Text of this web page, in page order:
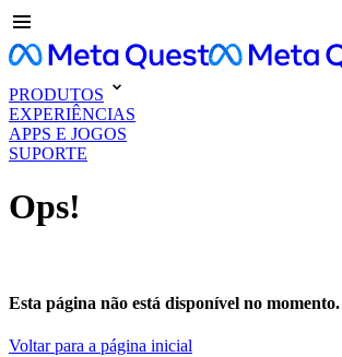
PRODUTOS
EXPERIÊNCIAS
APPS E JOGOS
SUPORTE
Ops!
Esta página não está disponível no
Voltar para a página inicial